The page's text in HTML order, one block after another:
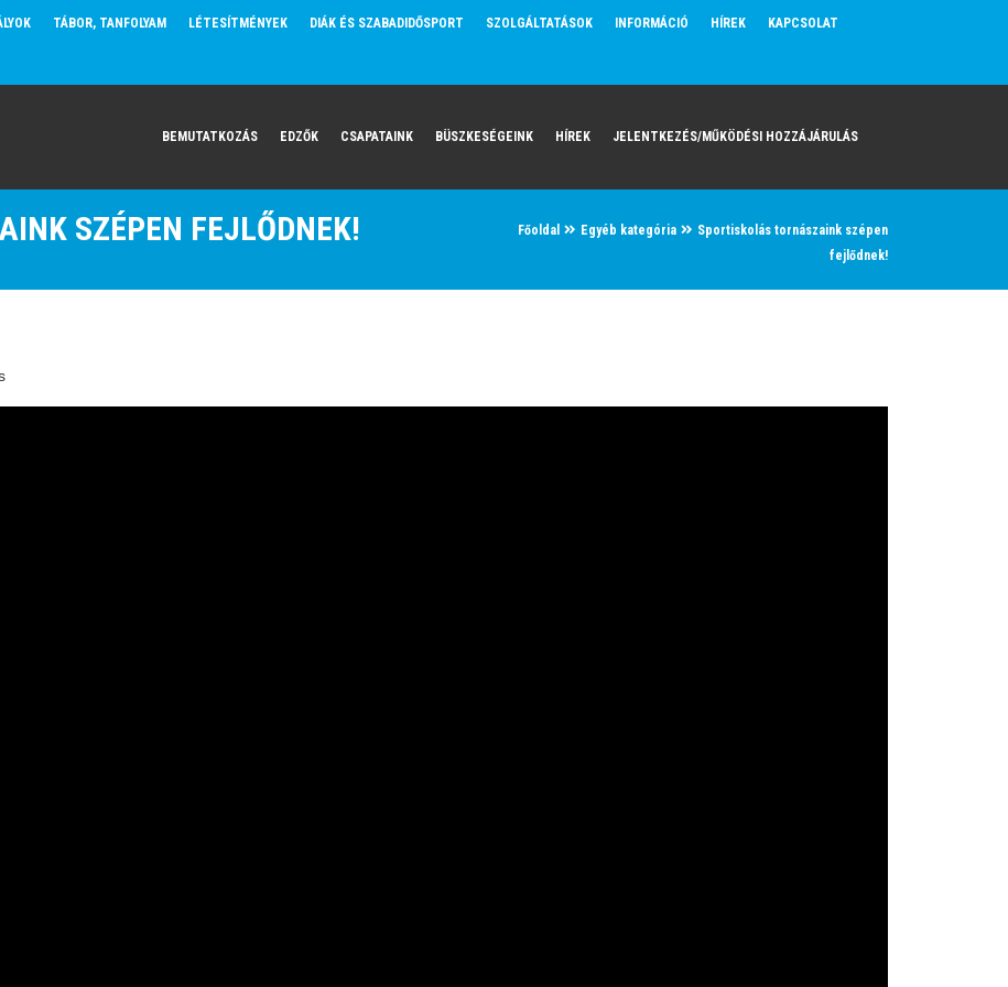
TÁBOR, TANFOLYAM LÉTESÍTMÉNYEK DIÁK ÉS SZABADIDŐSPORT SZOLGÁLTATÁSOK INFORMÁCIÓ HÍREK KAPCSOLAT
BEMUTATKOZÁS EDZŐK CSAPATAINK BÜSZKESÉGEINK HÍREK JELENTKEZÉS/MŰKÖDÉSI HOZZÁJÁRULÁS
SZÉPEN FEJLŐDNEK! Főoldal Egyéb kategória
Sportiskolás tornászaink szépen
fejlődnek!